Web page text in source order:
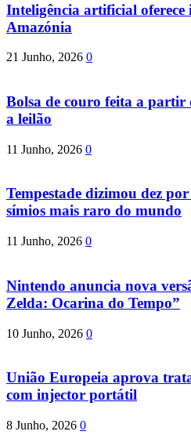
Inteligência artificial oferece
Amazónia
21 Junho, 2026 0
Bolsa de couro feita a partir
a leilão
11 Junho, 2026 0
Tempestade dizimou dez
símios mais raro do mundo
11 Junho, 2026 0
Nintendo anuncia nova
Zelda: Ocarina do Tempo”
10 Junho, 2026 0
União Europeia aprova
com injector portátil
8 Junho, 2026 0